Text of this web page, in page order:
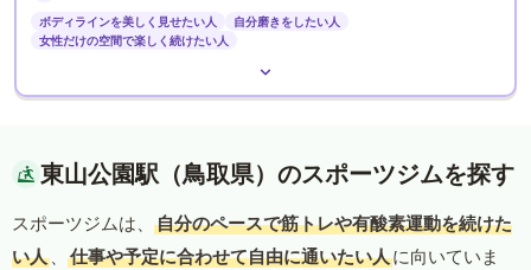
ボディラインを美しく見せたい人
自分磨きをしたい人
女性だけの空間で楽しく続けたい人
東山公園駅（鳥取県）のスポーツジムを探す
スポーツジムは、
自分のペースで筋トレや有酸素運動を続けた
い人 、 仕事や予定に合わせて自由に通いたい人に向いていま